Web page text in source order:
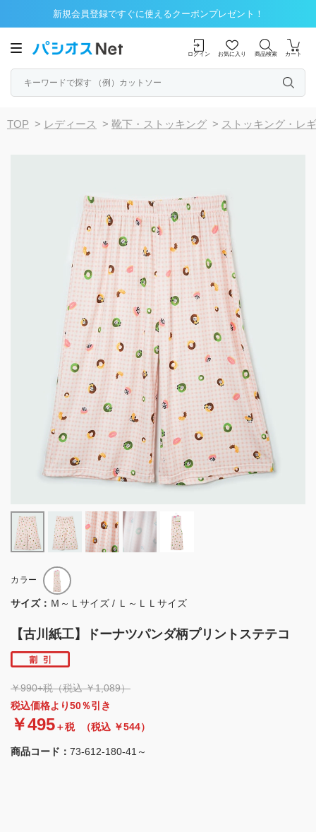
新規会員登録ですぐに使えるクーポンプレゼント！
ログイン お気に入り 商品検索 カート
TOP > レディース > 靴下・ストッキング > ストッキング・レ
【古川紙工】ドーナツパンダ柄プリントステテコ
￥990+税（税込 ￥1,089）
税込価格より50％引き
￥495＋税 （税込 ￥544）
商品コード： 73-612-180-41～
カラー
サイズ： Ｍ～Ｌサイズ / Ｌ～ＬＬサイズ